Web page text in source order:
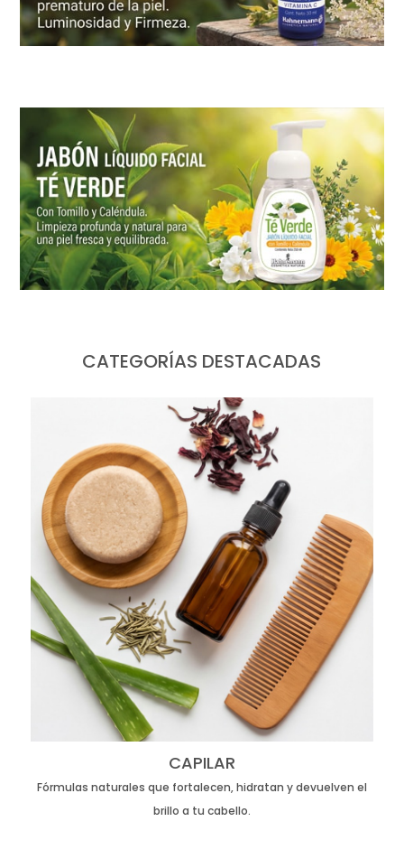
CATEGORÍAS DESTACADAS
CAPILAR
Fórmulas naturales que fortalecen, hidratan y devuelven el
brillo a tu cabello.